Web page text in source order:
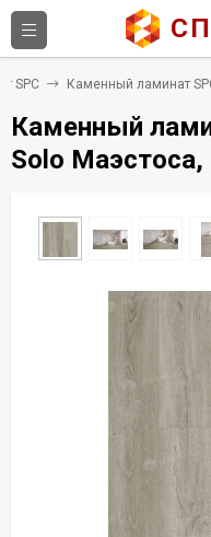
SPC Каменный ламинат
Каменный
Solo